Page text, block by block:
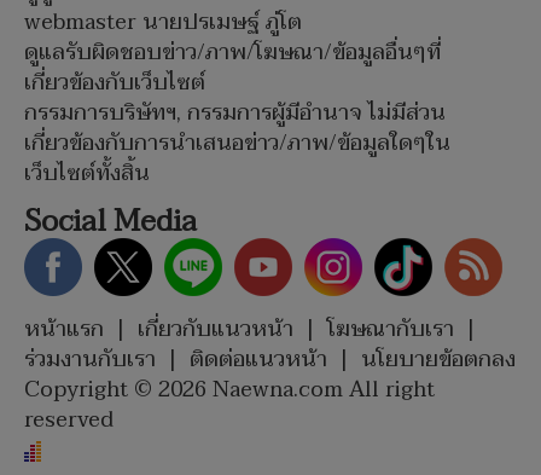
webmaster นายปรเมษฐ์ ภู่โต
ดูแลรับผิดชอบข่าว/ภาพ/โฆษณา/ข้อมูลอื่นๆที่
เกี่ยวข้องกับเว็บไซต์
กรรมการบริษัทฯ, กรรมการผู้มีอำนาจ ไม่มีส่วน
เกี่ยวข้องกับการนำเสนอข่าว/ภาพ/ข้อมูลใดๆใน
เว็บไซต์ทั้งสิ้น
Social Media
หน้าแรก | เกี่ยวกับแนวหน้า | โฆษณากับเรา |
ร่วมงานกับเรา | ติดต่อแนวหน้า | นโยบายข้อตกลง
Copyright © 2026 Naewna.com All right
reserved